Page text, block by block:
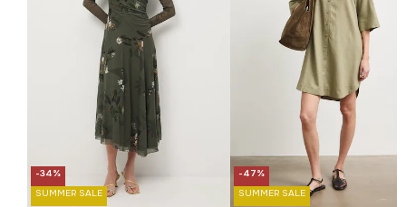
-34%
SUMMER SALE
-47%
SUMMER SALE